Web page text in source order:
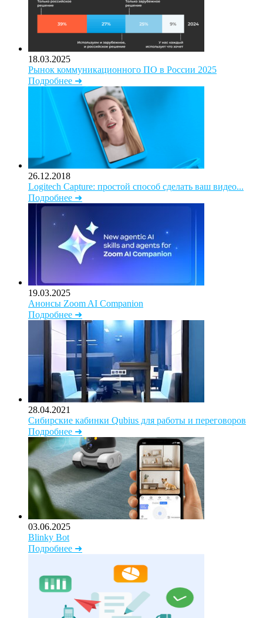
18.03.2025
Рынок коммуникационного ПО в России 2025
Подробнее ➜
26.12.2018
Logitech Capture: простой способ сделать ваш видео...
Подробнее ➜
19.03.2025
Анонсы Zoom AI Companion
Подробнее ➜
28.04.2021
Сибирские кабинки Qubius для работы и переговоров
Подробнее ➜
03.06.2025
Blinky Bot
Подробнее ➜